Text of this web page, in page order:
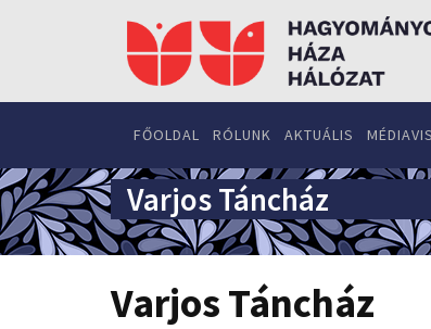
FŐOLDAL RÓLUNK AKTUÁLIS
Varjos Táncház
Varjos Táncház